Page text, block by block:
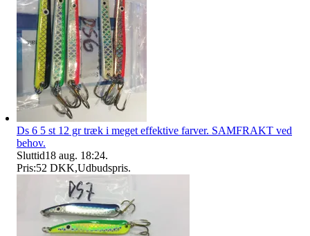
Ds 6 5 st 12 gr træk i meget effektive farver. SAMFRAKT ved
behov.
Sluttid18 aug. 18:24.
Pris:52 DKK,Udbudspris.